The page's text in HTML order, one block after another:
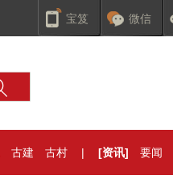
宝笈 微信
古建 古村 | [资讯] 要闻